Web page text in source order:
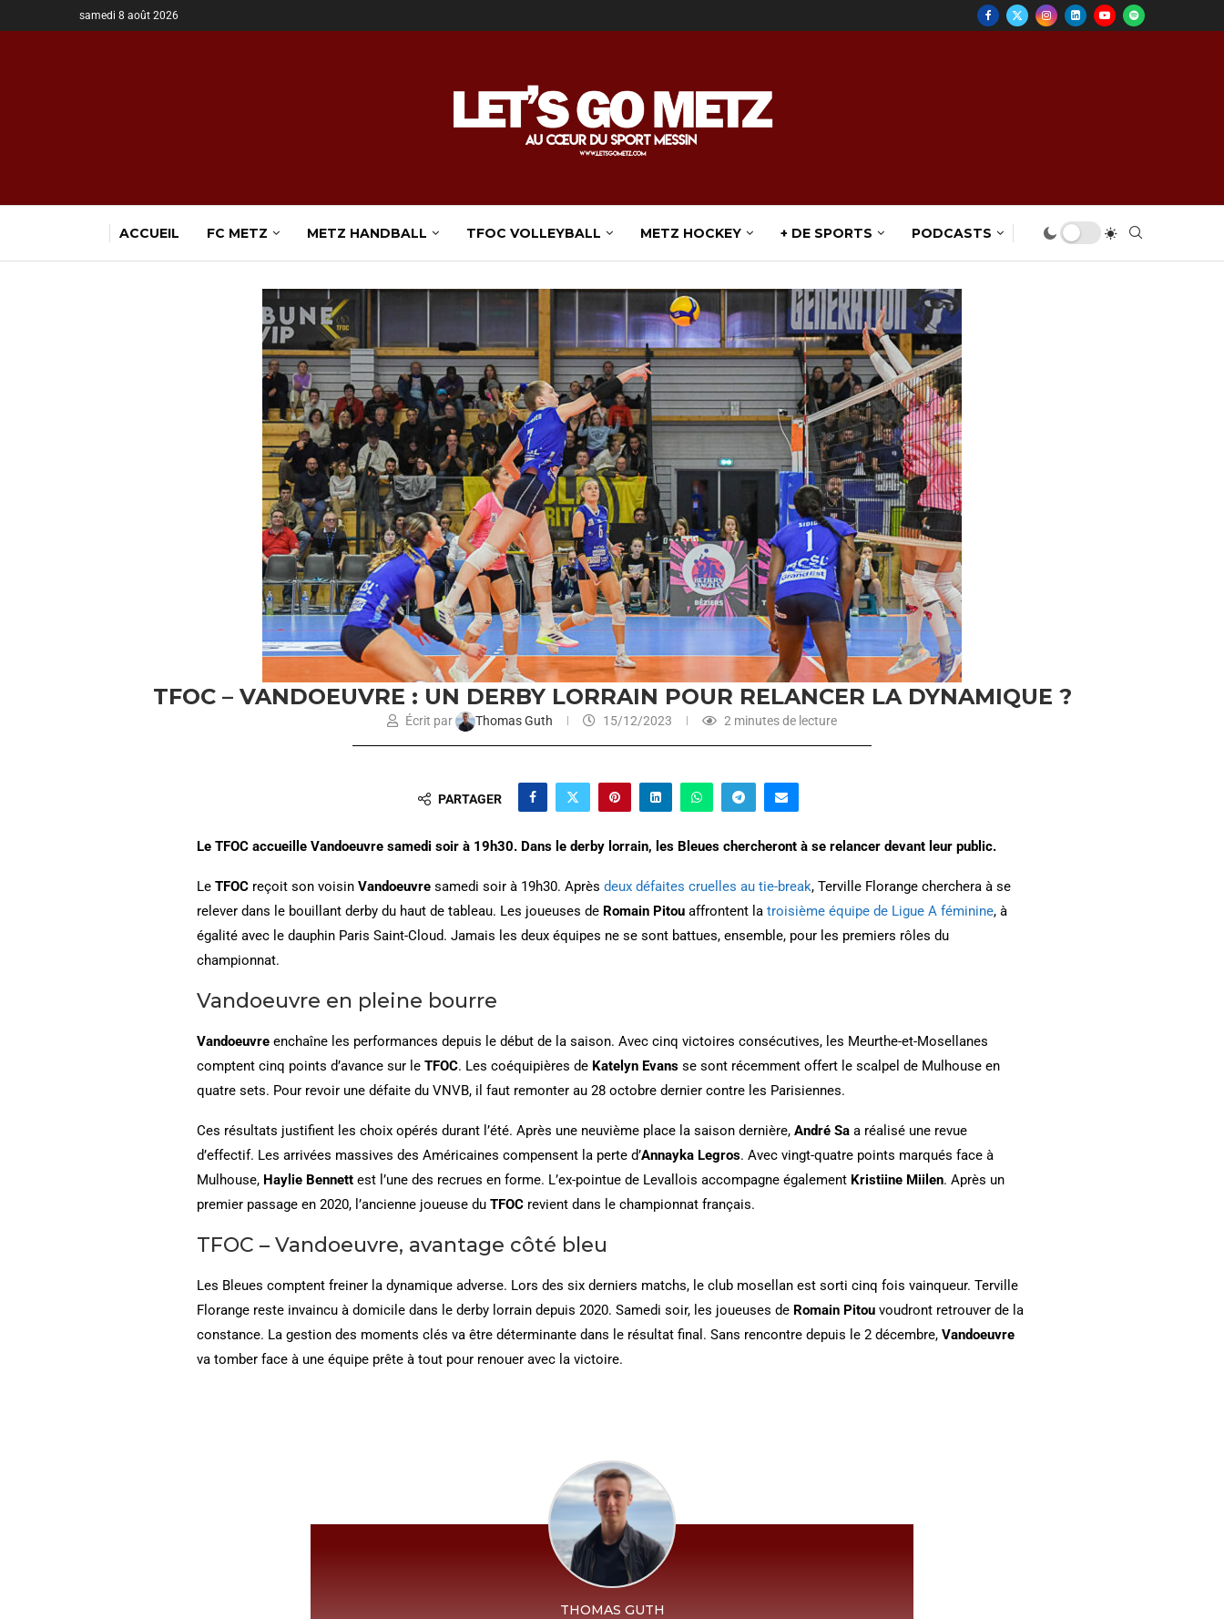
samedi 8 août 2026
ACCUEIL FC METZ METZ HANDBALL TFOC VOLLEYBALL METZ HOCKEY + DE SPORTS PODCASTS
TFOC – VANDOEUVRE : UN DERBY LORRAIN POUR RELANCER LA DYNAMIQUE ?
Écrit par Thomas Guth 15/12/2023 2 minutes de lecture
PARTAGER
Le TFOC accueille Vandoeuvre samedi soir à 19h30. Dans le derby lorrain, les Bleues chercheront à se relancer devant leur public.
Le TFOC reçoit son voisin Vandoeuvre samedi soir à 19h30. Après deux défaites cruelles au tie-break, Terville Florange cherchera à se
relever dans le bouillant derby du haut de tableau. Les joueuses de Romain Pitou affrontent la troisième équipe de Ligue A féminine, à
égalité avec le dauphin Paris Saint-Cloud. Jamais les deux équipes ne se sont battues, ensemble, pour les premiers rôles du
championnat.
Vandoeuvre en pleine bourre
Vandoeuvre enchaîne les performances depuis le début de la saison. Avec cinq victoires consécutives, les Meurthe-et-Mosellanes
comptent cinq points d’avance sur le TFOC. Les coéquipières de Katelyn Evans se sont récemment offert le scalpel de Mulhouse en
quatre sets. Pour revoir une défaite du VNVB, il faut remonter au 28 octobre dernier contre les Parisiennes.
Ces résultats justifient les choix opérés durant l’été. Après une neuvième place la saison dernière, André Sa a réalisé une revue
d’effectif. Les arrivées massives des Américaines compensent la perte d’Annayka Legros. Avec vingt-quatre points marqués face à
Mulhouse, Haylie Bennett est l’une des recrues en forme. L’ex-pointue de Levallois accompagne également Kristiine Miilen. Après un
premier passage en 2020, l’ancienne joueuse du TFOC revient dans le championnat français.
TFOC – Vandoeuvre, avantage côté bleu
Les Bleues comptent freiner la dynamique adverse. Lors des six derniers matchs, le club mosellan est sorti cinq fois vainqueur. Terville
Florange reste invaincu à domicile dans le derby lorrain depuis 2020. Samedi soir, les joueuses de Romain Pitou voudront retrouver de la
constance. La gestion des moments clés va être déterminante dans le résultat final. Sans rencontre depuis le 2 décembre, Vandoeuvre
va tomber face à une équipe prête à tout pour renouer avec la victoire.
THOMAS GUTH